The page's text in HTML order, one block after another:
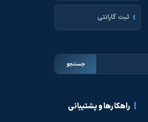
ثبت گارانتی
جستجو
راهکارها و پشتیبانی